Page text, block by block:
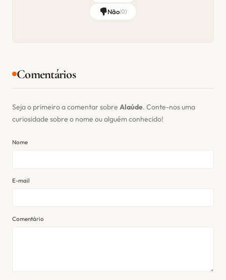
Não(0)
Comentários
Seja o primeiro a comentar sobre Alaúde. Conte-nos uma
curiosidade sobre o nome ou alguém conhecido!
Nome
E-mail
Comentário